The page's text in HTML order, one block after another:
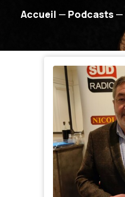
Accueil — Podcasts—